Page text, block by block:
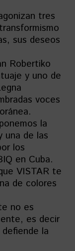
tres
sus deseos
Robertiko
y uno de
voces
la
una de las
los
en Cuba.
VISTAR te
de colores
no es
es decir
la